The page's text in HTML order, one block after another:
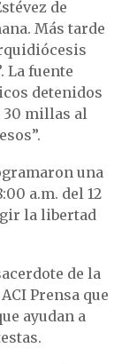
de
Más tarde
La fuente
detenidos
30 millas al
una
a.m. del 12
la libertad
de la
Prensa que
ayudan a